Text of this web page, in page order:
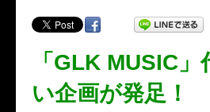
「GLK MUSIC
い企画が発足！